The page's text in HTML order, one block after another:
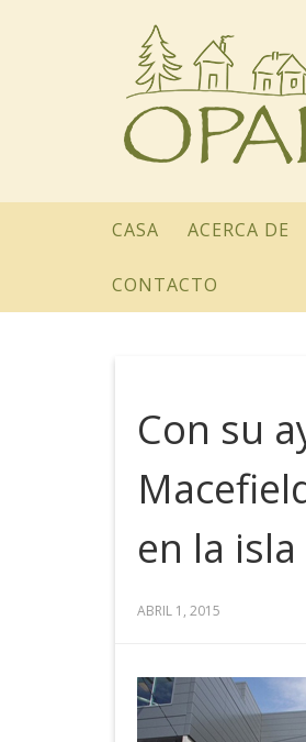
CASA ACERCA DE
CONTACTO
Con su
en la
ABRIL 1, 2015